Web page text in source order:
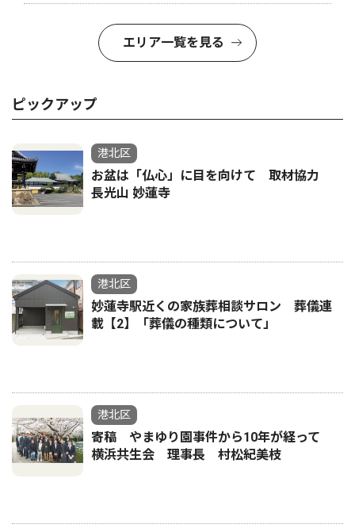
エリア一覧を見る
ピックアップ
港北区
お盆は「仏心」に目を向けて 取材協力
長光山 妙蓮寺
港北区
妙蓮寺駅近くの家族葬相談サロン 葬儀連
載【2】「葬儀の種類について」
港北区
寄稿 やまゆり園事件から10年が経って
横浜共生会 理事長 村松紀美枝